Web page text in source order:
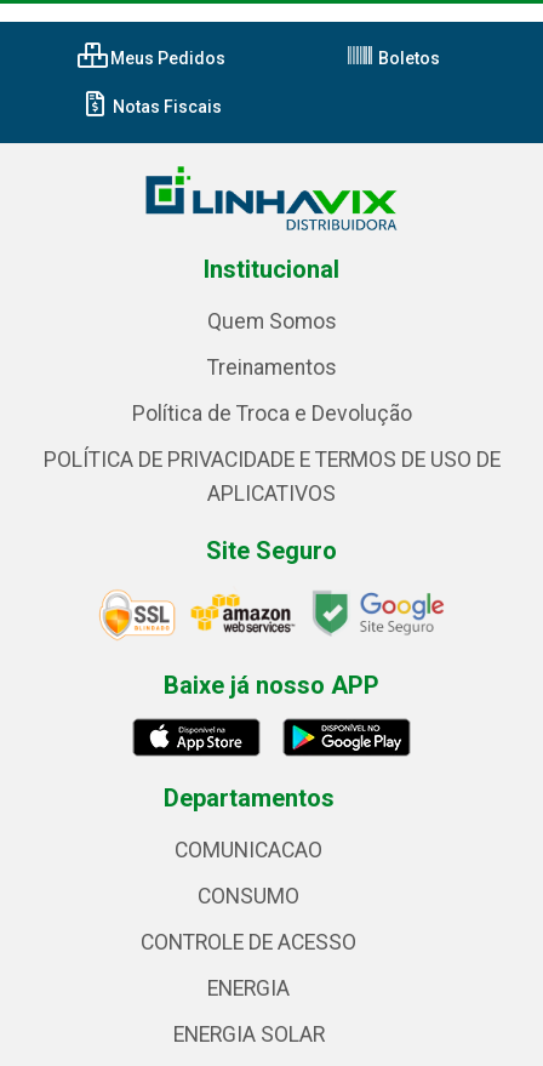
Meus Pedidos Boletos
Notas Fiscais
Institucional
Quem Somos
Treinamentos
Política de Troca e Devolução
POLÍTICA DE PRIVACIDADE E TERMOS DE USO DE
APLICATIVOS
Site Seguro
Baixe já nosso APP
Departamentos
COMUNICACAO
CONSUMO
CONTROLE DE ACESSO
ENERGIA
ENERGIA SOLAR